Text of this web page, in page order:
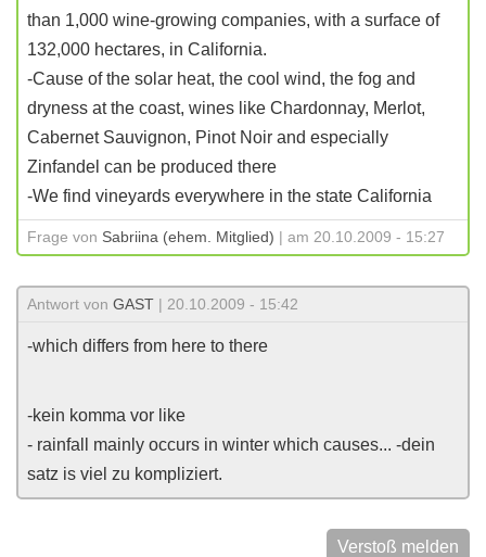
than 1,000 wine-growing companies, with a surface of
132,000 hectares, in California.
-Cause of the solar heat, the cool wind, the fog and
dryness at the coast, wines like Chardonnay, Merlot,
Cabernet Sauvignon, Pinot Noir and especially
Zinfandel can be produced there
-We find vineyards everywhere in the state California
Frage von Sabriina (ehem. Mitglied) | am 20.10.2009 - 15:27
Antwort von GAST | 20.10.2009 - 15:42
-which differs from here to there
-kein komma vor like
- rainfall mainly occurs in winter which causes... -dein
satz is viel zu kompliziert.
Verstoß melden